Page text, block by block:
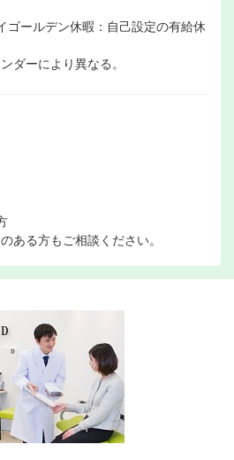
ゴールデン休暇：自己設定の有給休
ダーにより異なる。
ある方もご相談ください。